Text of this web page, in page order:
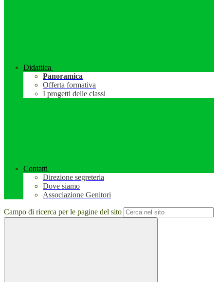
Didattica
Panoramica
Offerta formativa
I progetti delle classi
Contatti
Direzione segreteria
Dove siamo
Associazione Genitori
Campo di ricerca per le pagine del sito